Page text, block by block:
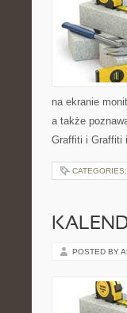
na ekranie
a także
Graffiti i
CATEGORIES:
POSTED BY